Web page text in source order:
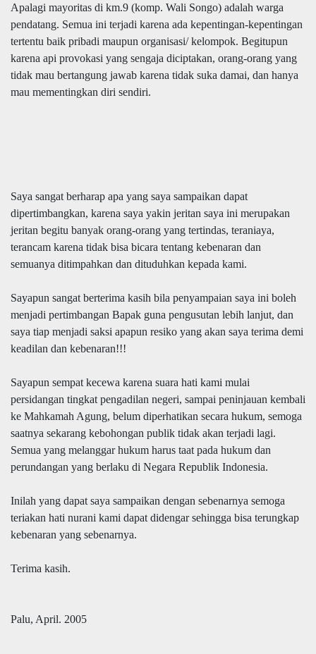
Apalagi mayoritas di km.9 (komp. Wali Songo) adalah warga
pendatang. Semua ini terjadi karena ada kepentingan-kepentingan
tertentu baik pribadi maupun organisasi/ kelompok. Begitupun
karena api provokasi yang sengaja diciptakan, orang-orang yang
tidak mau bertangung jawab karena tidak suka damai, dan hanya
mau mementingkan diri sendiri.
Saya sangat berharap apa yang saya sampaikan dapat
dipertimbangkan, karena saya yakin jeritan saya ini merupakan
jeritan begitu banyak orang-orang yang tertindas, teraniaya,
terancam karena tidak bisa bicara tentang kebenaran dan
semuanya ditimpahkan dan dituduhkan kepada kami.
Sayapun sangat berterima kasih bila penyampaian saya ini boleh
menjadi pertimbangan Bapak guna pengusutan lebih lanjut, dan
saya tiap menjadi saksi apapun resiko yang akan saya terima demi
keadilan dan kebenaran!!!
Sayapun sempat kecewa karena suara hati kami mulai
persidangan tingkat pengadilan negeri, sampai peninjauan kembali
ke Mahkamah Agung, belum diperhatikan secara hukum, semoga
saatnya sekarang kebohongan publik tidak akan terjadi lagi.
Semua yang melanggar hukum harus taat pada hukum dan
perundangan yang berlaku di Negara Republik Indonesia.
Inilah yang dapat saya sampaikan dengan sebenarnya semoga
teriakan hati nurani kami dapat didengar sehingga bisa terungkap
kebenaran yang sebenarnya.
Terima kasih.
Palu, April. 2005